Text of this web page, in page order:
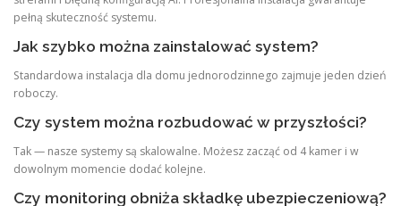
pełną skuteczność systemu.
Jak szybko można zainstalować system?
Standardowa instalacja dla domu jednorodzinnego zajmuje jeden dzień
roboczy.
Czy system można rozbudować w przyszłości?
Tak — nasze systemy są skalowalne. Możesz zacząć od 4 kamer i w
dowolnym momencie dodać kolejne.
Czy monitoring obniża składkę ubezpieczeniową?